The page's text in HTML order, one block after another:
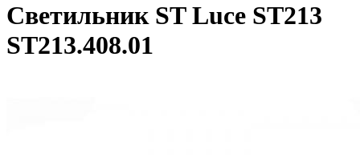
Светильник ST Luce ST213
ST213.408.01